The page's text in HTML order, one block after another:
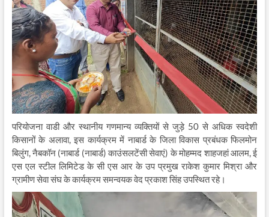
परियोजना वाडी और स्थानीय गणमान्य व्यक्तियों से जुड़े 50 से अधिक स्वदेशी
किसानों के अलावा, इस कार्यक्रम में नाबार्ड के जिला विकास प्रबंधक फिलमोन
बिलुंग, नैबकॉन (नाबार्ड (नाबार्ड) काउंसलटेंसी सेवाएं) के मोहम्मद शाहजहां आलम, ई
एस एल स्टील लिमिटेड के सी एस आर के उप प्रमुख राकेश कुमार मिश्रा और
ग्रामीण सेवा संघ के कार्यक्रम समन्वयक वेद प्रकाश सिंह उपस्थित रहे।